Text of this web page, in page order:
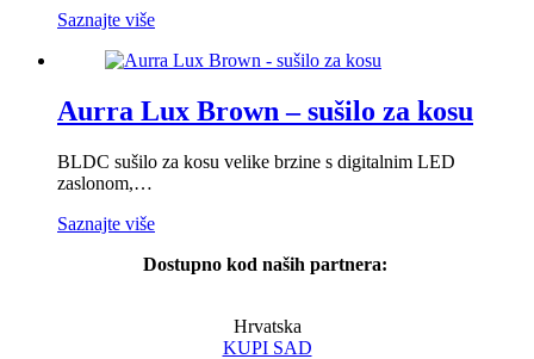
Saznajte više
Aurra Lux Brown – sušilo za kosu
BLDC sušilo za kosu velike brzine s digitalnim LED
zaslonom,…
Saznajte više
Dostupno kod naših partnera:
Hrvatska
KUPI SAD